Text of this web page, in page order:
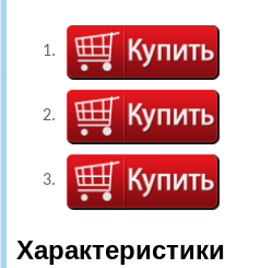
Характеристики